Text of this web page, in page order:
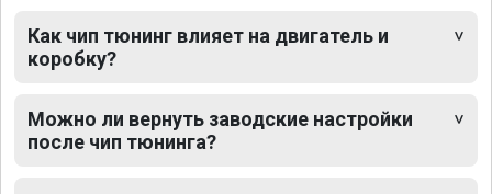
Как чип тюнинг влияет на двигатель и
коробку?
Можно ли вернуть заводские настройки
после чип тюнинга?